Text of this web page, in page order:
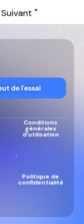
Suivant "
de l'essai
Conditions
générales
d’utilisation
|
Politique de
confidentialité